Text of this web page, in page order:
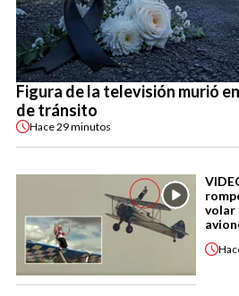
Figura de la televisión murió
de tránsito
Hace29 minutos
volar